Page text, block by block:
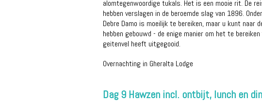
alomtegenwoordige tukals. Het is een mooie rit. De
hebben verslagen in de beroemde slag van 1896.
Debre Damo is moeilijk te bereiken, maar u kunt
hebben gebouwd - de enige manier om het te
geitenvel heeft uitgegooid.
Overnachting in Gheralta Lodge
Dag 9 Hawzen incl. ontbijt, lunch en